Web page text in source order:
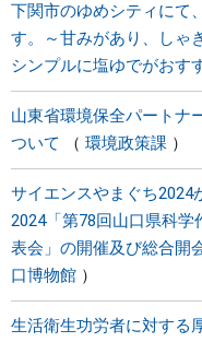
下関市のゆめシティにて
す。～甘みがあり、しゃ
シンプルに塩ゆでがおす
山東省環境保全パートナ
ついて
環境政策課
サイエンスやまぐち
2024「第78回山口県科
表会」の開催及び総合開
口博物館
生活衛生功労者に対する